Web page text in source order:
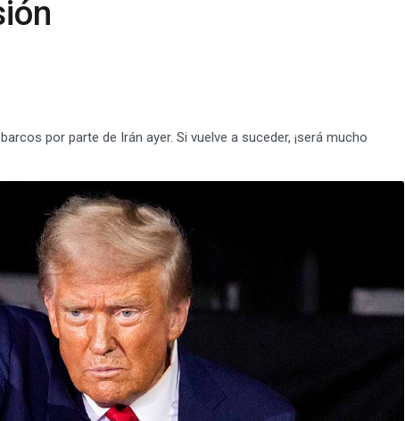
por parte de Irán ayer. Si vuelve a suceder, ¡será mucho